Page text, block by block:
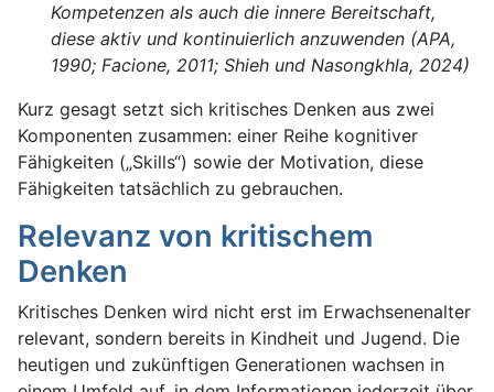
Kompetenzen als auch die innere Bereitschaft,
diese aktiv und kontinuierlich anzuwenden (APA,
1990; Facione, 2011; Shieh und Nasongkhla, 2024)
Kurz gesagt setzt sich kritisches Denken aus zwei
Komponenten zusammen: einer Reihe kognitiver
Fähigkeiten („Skills“) sowie der Motivation, diese
Fähigkeiten tatsächlich zu gebrauchen.
Relevanz von kritischem
Denken
Kritisches Denken wird nicht erst im Erwachsenenalter
relevant, sondern bereits in Kindheit und Jugend. Die
heutigen und zukünftigen Generationen wachsen in